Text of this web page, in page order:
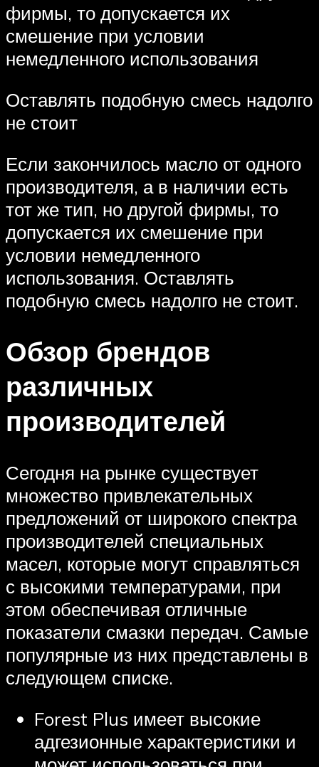
фирмы, то допускается их
смешение при условии
немедленного использования
Оставлять подобную смесь надолго
не стоит
Если закончилось масло от одного
производителя, а в наличии есть
тот же тип, но другой фирмы, то
допускается их смешение при
условии немедленного
использования. Оставлять
подобную смесь надолго не стоит.
Обзор брендов
различных
производителей
Сегодня на рынке существует
множество привлекательных
предложений от широкого спектра
производителей специальных
масел, которые могут справляться
с высокими температурами, при
этом обеспечивая отличные
показатели смазки передач. Самые
популярные из них представлены в
следующем списке.
Forest Plus имеет высокие
адгезионные характеристики и